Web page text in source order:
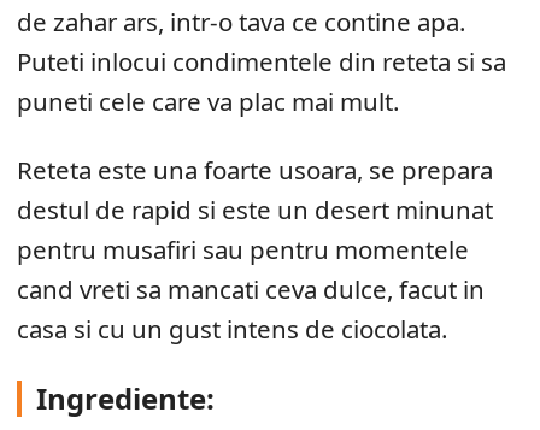
de zahar ars, intr-o tava ce contine apa.
Puteti inlocui condimentele din reteta si sa
puneti cele care va plac mai mult.
Reteta este una foarte usoara, se prepara
destul de rapid si este un desert minunat
pentru musafiri sau pentru momentele
cand vreti sa mancati ceva dulce, facut in
casa si cu un gust intens de ciocolata.
Ingrediente: